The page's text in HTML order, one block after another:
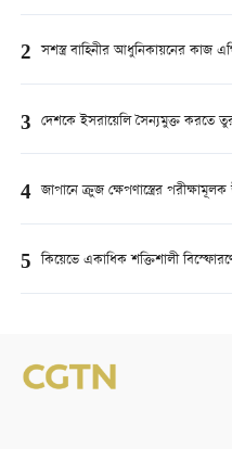
2 সশস্ত্র বাহিনীর আধুনিকায়নের কাজ
3 দেশকে ইসরায়েলি সৈন্যমুক্ত করতে
4 জাপানে ক্রুজ ক্ষেপণাস্ত্রের
5 কিয়েভে একাধিক শক্তিশালী